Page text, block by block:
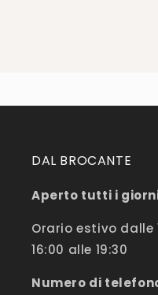
DAL BROCANTE
Aperto tutti i
Orario estivo dalle
16:00 alle 19:30
Numero di